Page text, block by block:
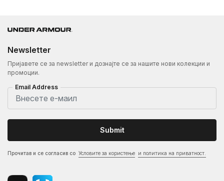
Newsletter
Пријавете се за newsletter и дознајте се за нашите нови колекции и
промоции.
Email Address
Submit
Прочитав и се согласив со Условите за користење и политика на приватност.